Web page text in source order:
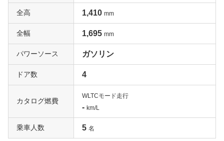
全高 1,410 mm
全幅 1,695 mm
パワーソース ガソリン
ドア数 4
カタログ燃費
WLTCモード走行
- km/L
乗車人数 5 名